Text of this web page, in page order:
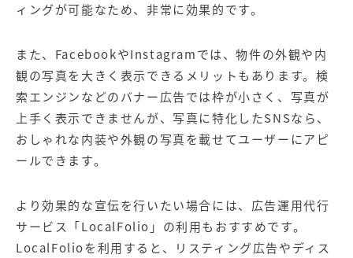
ィングが可能なため、非常に効果的です。
また、FacebookやInstagramでは、物件の外観や内
観の写真を大きく表示できるメリットもあります。検
索エンジンなどのバナー広告では枠が小さく、写真が
上手く表示できませんが、写真に特化したSNSなら、
おしゃれな内装や外観の写真を載せてユーザーにアピ
ールできます。
より効果的な宣伝を行いたい場合には、広告運用代行
サービス「LocalFolio」の利用もおすすめです。
LocalFolioを利用すると、
リスティング広告やディス